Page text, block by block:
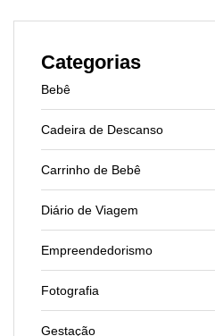
Categorias
Bebê
Cadeira de Descanso
Carrinho de Bebê
Diário de Viagem
Empreendedorismo
Fotografia
Gestação